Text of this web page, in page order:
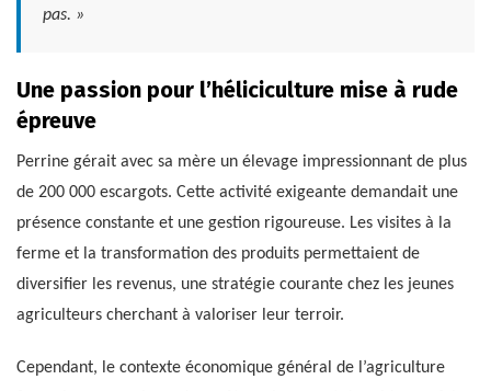
pas. »
Une passion pour l’héliciculture mise à rude
épreuve
Perrine gérait avec sa mère un élevage impressionnant de plus
de 200 000 escargots. Cette activité exigeante demandait une
présence constante et une gestion rigoureuse. Les visites à la
ferme et la transformation des produits permettaient de
diversifier les revenus, une stratégie courante chez les jeunes
agriculteurs cherchant à valoriser leur terroir.
Cependant, le contexte économique général de l’agriculture